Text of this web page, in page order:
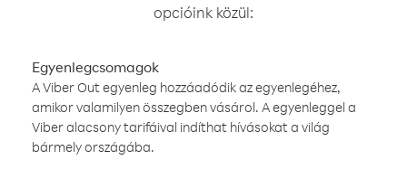
opcióink közül:
Egyenlegcsomagok
A Viber Out egyenleg hozzáadódik az egyenlegéhez,
amikor valamilyen összegben vásárol. A egyenleggel a
Viber alacsony tarifáival indíthat hívásokat a világ
bármely országába.